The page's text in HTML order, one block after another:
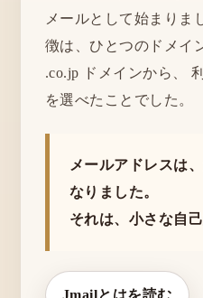
メールとして始まりま
徴は、ひとつのドメイ
.co.jp ドメインから、
を選べたことでした。
メールアドレスは
なりました。
それは、小さな自
Jmailとはを読む